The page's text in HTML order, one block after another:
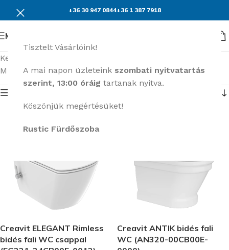
Tisztelt Vásárlóink!
A mai napon üzleteink szombati nyitvatartás
szerint, 13:00 óráig tartanak nyitva.
Köszönjük megértésüket!
Rustic Fürdőszoba
+36 30 947 0844+36 1 387 7918
Menü
Kezdőlap
Mind a(z) 10 találat megjelenítve
Creavit ELEGANT Rimless
bidés fali WC csappal
Creavit ANTIK bidés fali
WC (AN320-00CB00E-